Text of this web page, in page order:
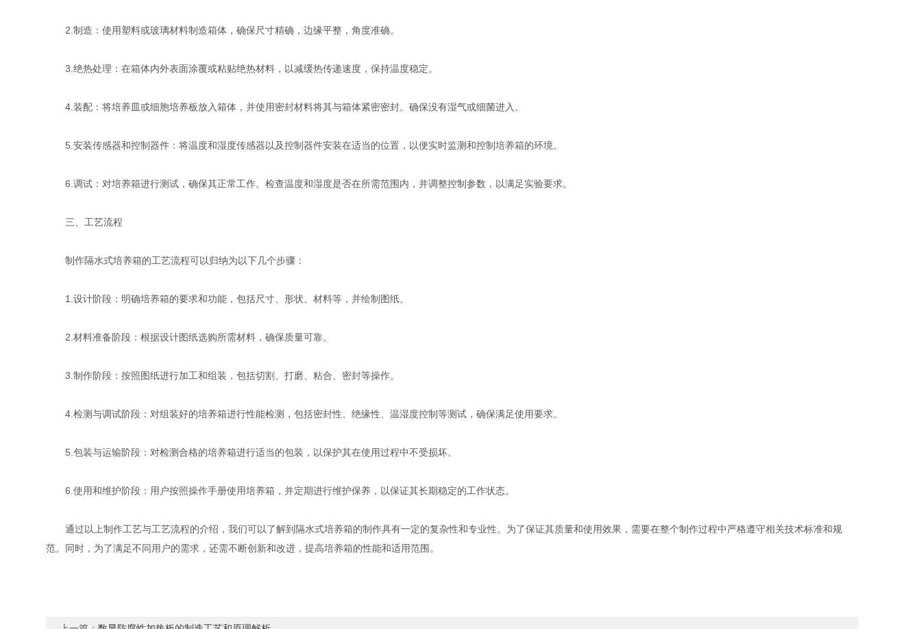
2.制造：使用塑料或玻璃材料制造箱体，确保尺寸精确，边缘平整，角度准确。
3.绝热处理：在箱体内外表面涂覆或粘贴绝热材料，以减缓热传递速度，保持温度稳定。
4.装配：将培养皿或细胞培养板放入箱体，并使用密封材料将其与箱体紧密密封。确保没有湿气或细菌进入。
5.安装传感器和控制器件：将温度和湿度传感器以及控制器件安装在适当的位置，以便实时监测和控制培养箱的环境。
6.调试：对培养箱进行测试，确保其正常工作。检查温度和湿度是否在所需范围内，并调整控制参数，以满足实验要求。
三、工艺流程
制作隔水式培养箱的工艺流程可以归纳为以下几个步骤：
1.设计阶段：明确培养箱的要求和功能，包括尺寸、形状、材料等，并绘制图纸。
2.材料准备阶段：根据设计图纸选购所需材料，确保质量可靠。
3.制作阶段：按照图纸进行加工和组装，包括切割、打磨、粘合、密封等操作。
4.检测与调试阶段：对组装好的培养箱进行性能检测，包括密封性、绝缘性、温湿度控制等测试，确保满足使用要求。
5.包装与运输阶段：对检测合格的培养箱进行适当的包装，以保护其在使用过程中不受损坏。
6.使用和维护阶段：用户按照操作手册使用培养箱，并定期进行维护保养，以保证其长期稳定的工作状态。
通过以上制作工艺与工艺流程的介绍，我们可以了解到隔水式培养箱的制作具有一定的复杂性和专业性。为了保证其质量和使用效果，需要在整个制作过程中严格遵守相关技术标准和规
范。同时，为了满足不同用户的需求，还需不断创新和改进，提高培养箱的性能和适用范围。